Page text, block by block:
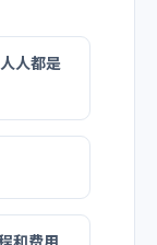
人都是